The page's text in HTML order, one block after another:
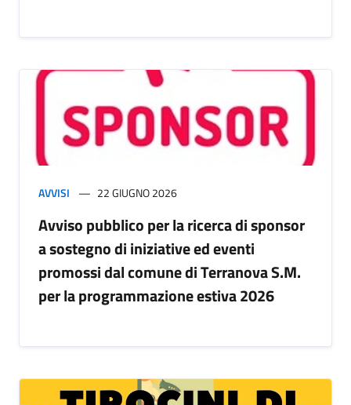
AVVISI 22 GIUGNO 2026
Avviso pubblico per la ricerca di sponsor
a sostegno di iniziative ed eventi
promossi dal comune di Terranova S.M.
per la programmazione estiva 2026